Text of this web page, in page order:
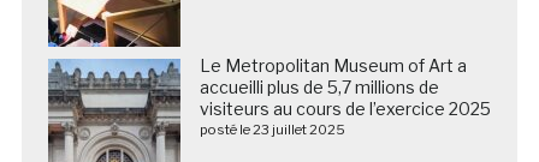
Le Metropolitan Museum of Art a
accueilli plus de 5,7 millions de
visiteurs au cours de l’exercice 2025
posté le 23 juillet 2025